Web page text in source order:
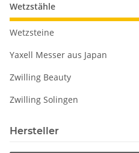
Wetzstähle
Wetzsteine
Yaxell Messer aus Japan
Zwilling Beauty
Zwilling Solingen
Hersteller